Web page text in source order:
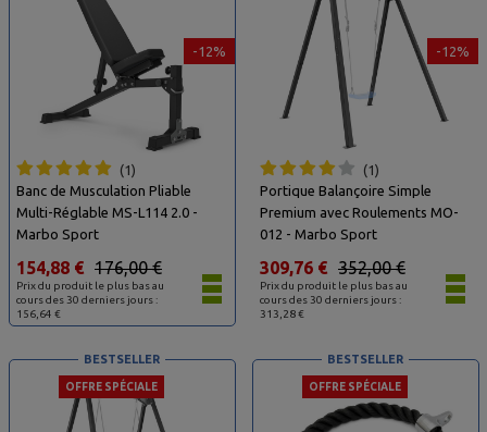
-12%
1
Banc de Musculation Pliable
Multi-Réglable MS-L114 2.0 -
Marbo Sport
Prix du produit le plus bas au
cours des 30 derniers jours :
156,64 €
176,00 €
154,88 €
-12%
1
Portique Balançoire Simple
Premium avec Roulements MO-
012 - Marbo Sport
Prix du produit le plus bas au
cours des 30 derniers jours :
313,28 €
352,00 €
309,76 €
OFFRE SPÉCIALE
BESTSELLER
OFFRE SPÉCIALE
BESTSELLER